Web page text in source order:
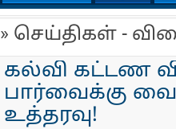
» செய்திகள் -
கல்வி கட்டண
பார்வைக்கு
உத்தரவு!